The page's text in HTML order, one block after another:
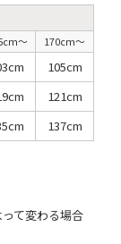
〜
170cm〜
105cm
121cm
137cm
て変わる場合